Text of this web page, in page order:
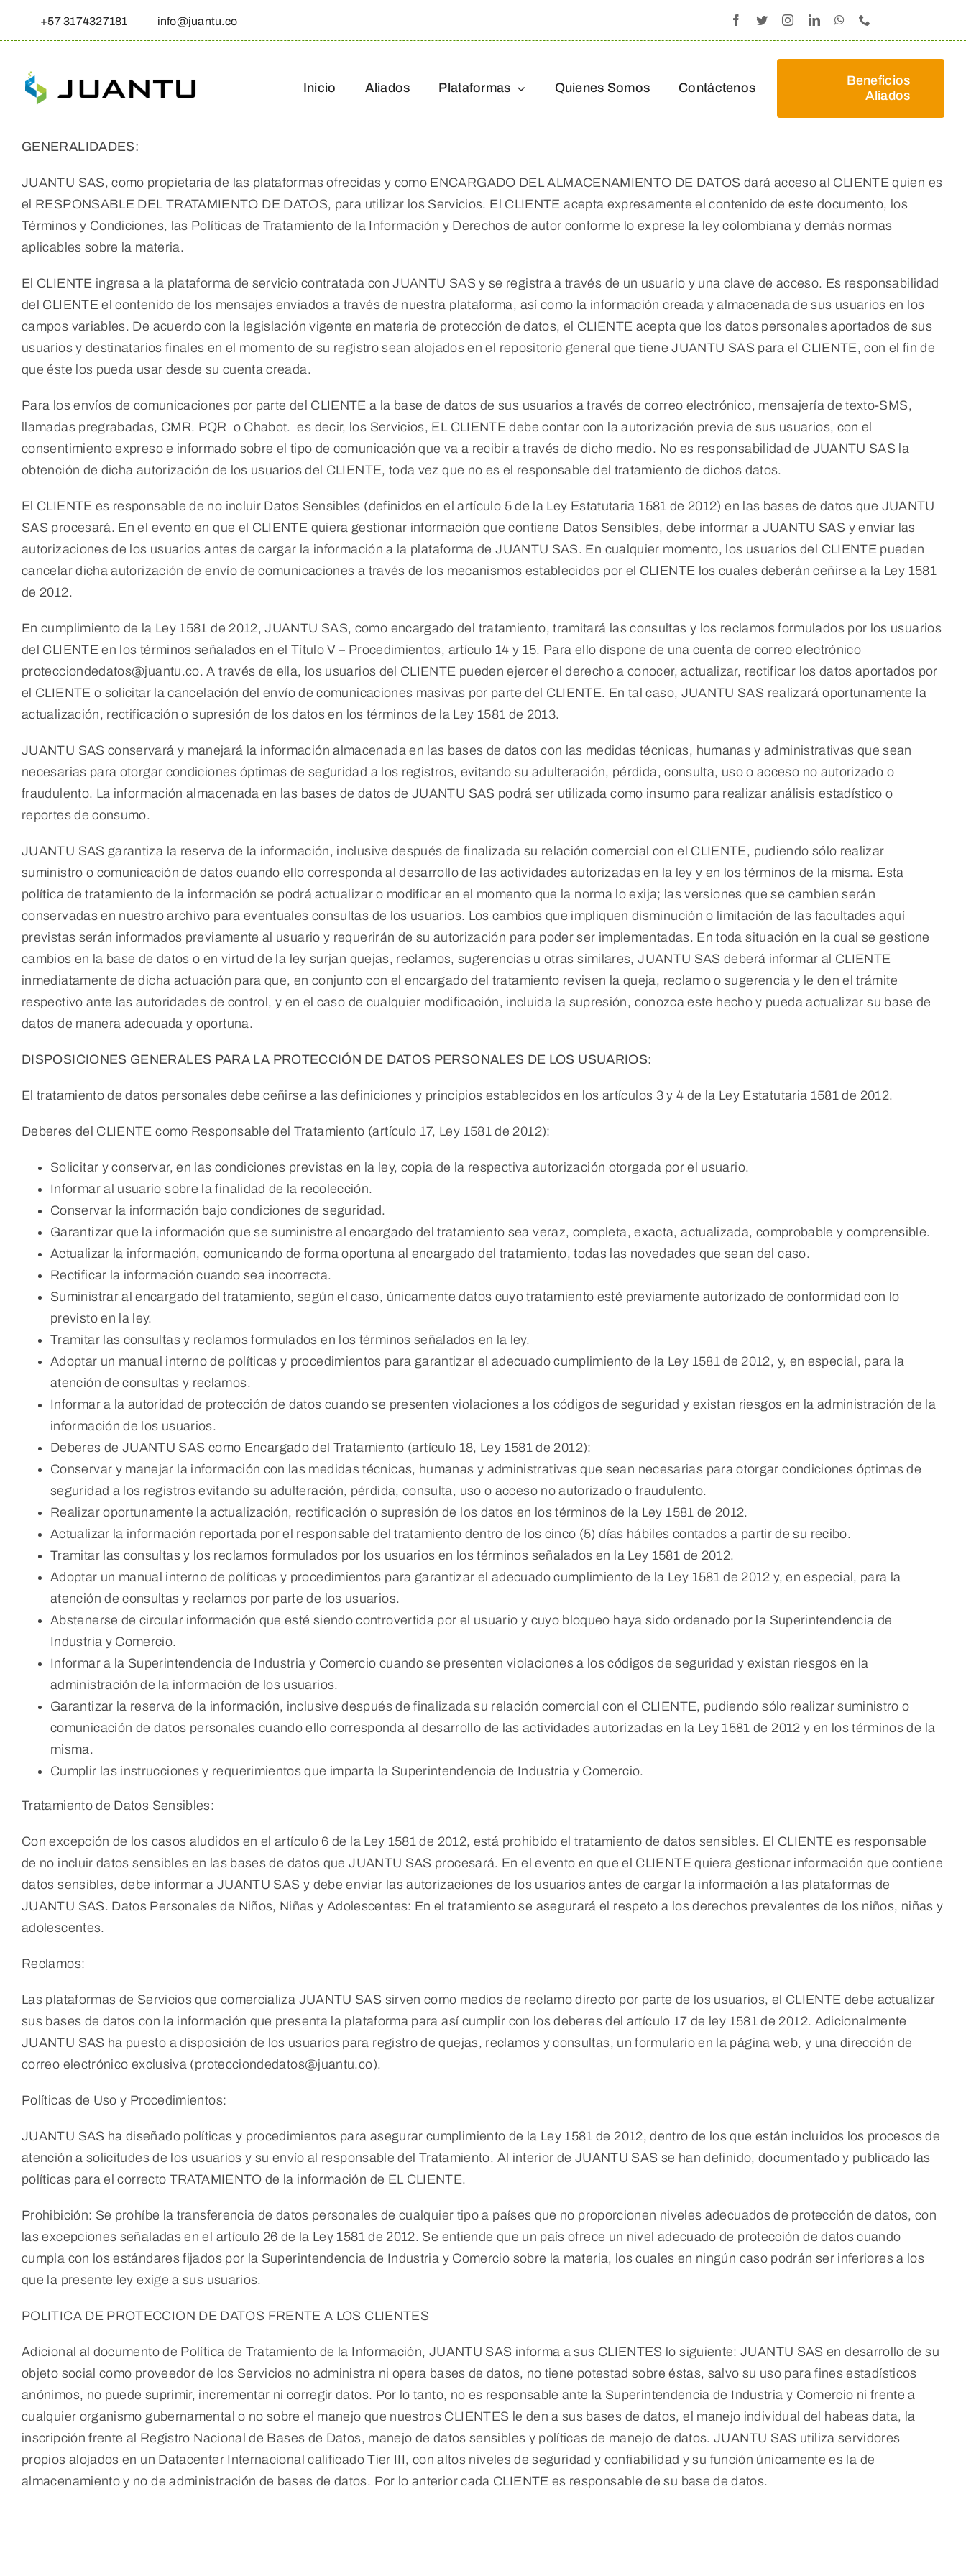
+57 3174327181 info@juantu.co
Inicio Aliados Plataformas Quienes Somos Contáctenos
Beneficios
Aliados
GENERALIDADES:
JUANTU SAS, como propietaria de las plataformas ofrecidas y como ENCARGADO DEL ALMACENAMIENTO DE DATOS dará acceso al CLIENTE quien es
el RESPONSABLE DEL TRATAMIENTO DE DATOS, para utilizar los Servicios. El CLIENTE acepta expresamente el contenido de este documento, los
Términos y Condiciones, las Políticas de Tratamiento de la Información y Derechos de autor conforme lo exprese la ley colombiana y demás normas
aplicables sobre la materia.
El CLIENTE ingresa a la plataforma de servicio contratada con JUANTU SAS y se registra a través de un usuario y una clave de acceso. Es responsabilidad
del CLIENTE el contenido de los mensajes enviados a través de nuestra plataforma, así como la información creada y almacenada de sus usuarios en los
campos variables. De acuerdo con la legislación vigente en materia de protección de datos, el CLIENTE acepta que los datos personales aportados de sus
usuarios y destinatarios finales en el momento de su registro sean alojados en el repositorio general que tiene JUANTU SAS para el CLIENTE, con el fin de
que éste los pueda usar desde su cuenta creada.
Para los envíos de comunicaciones por parte del CLIENTE a la base de datos de sus usuarios a través de correo electrónico, mensajería de texto-SMS,
llamadas pregrabadas, CMR. PQR o Chabot. es decir, los Servicios, EL CLIENTE debe contar con la autorización previa de sus usuarios, con el
consentimiento expreso e informado sobre el tipo de comunicación que va a recibir a través de dicho medio. No es responsabilidad de JUANTU SAS la
obtención de dicha autorización de los usuarios del CLIENTE, toda vez que no es el responsable del tratamiento de dichos datos.
El CLIENTE es responsable de no incluir Datos Sensibles (definidos en el artículo 5 de la Ley Estatutaria 1581 de 2012) en las bases de datos que JUANTU
SAS procesará. En el evento en que el CLIENTE quiera gestionar información que contiene Datos Sensibles, debe informar a JUANTU SAS y enviar las
autorizaciones de los usuarios antes de cargar la información a la plataforma de JUANTU SAS. En cualquier momento, los usuarios del CLIENTE pueden
cancelar dicha autorización de envío de comunicaciones a través de los mecanismos establecidos por el CLIENTE los cuales deberán ceñirse a la Ley 1581
de 2012.
En cumplimiento de la Ley 1581 de 2012, JUANTU SAS, como encargado del tratamiento, tramitará las consultas y los reclamos formulados por los usuarios
del CLIENTE en los términos señalados en el Título V – Procedimientos, artículo 14 y 15. Para ello dispone de una cuenta de correo electrónico
protecciondedatos@juantu.co. A través de ella, los usuarios del CLIENTE pueden ejercer el derecho a conocer, actualizar, rectificar los datos aportados por
el CLIENTE o solicitar la cancelación del envío de comunicaciones masivas por parte del CLIENTE. En tal caso, JUANTU SAS realizará oportunamente la
actualización, rectificación o supresión de los datos en los términos de la Ley 1581 de 2013.
JUANTU SAS conservará y manejará la información almacenada en las bases de datos con las medidas técnicas, humanas y administrativas que sean
necesarias para otorgar condiciones óptimas de seguridad a los registros, evitando su adulteración, pérdida, consulta, uso o acceso no autorizado o
fraudulento. La información almacenada en las bases de datos de JUANTU SAS podrá ser utilizada como insumo para realizar análisis estadístico o
reportes de consumo.
JUANTU SAS garantiza la reserva de la información, inclusive después de finalizada su relación comercial con el CLIENTE, pudiendo sólo realizar
suministro o comunicación de datos cuando ello corresponda al desarrollo de las actividades autorizadas en la ley y en los términos de la misma. Esta
política de tratamiento de la información se podrá actualizar o modificar en el momento que la norma lo exija; las versiones que se cambien serán
conservadas en nuestro archivo para eventuales consultas de los usuarios. Los cambios que impliquen disminución o limitación de las facultades aquí
previstas serán informados previamente al usuario y requerirán de su autorización para poder ser implementadas. En toda situación en la cual se gestione
cambios en la base de datos o en virtud de la ley surjan quejas, reclamos, sugerencias u otras similares, JUANTU SAS deberá informar al CLIENTE
inmediatamente de dicha actuación para que, en conjunto con el encargado del tratamiento revisen la queja, reclamo o sugerencia y le den el trámite
respectivo ante las autoridades de control, y en el caso de cualquier modificación, incluida la supresión, conozca este hecho y pueda actualizar su base de
datos de manera adecuada y oportuna.
DISPOSICIONES GENERALES PARA LA PROTECCIÓN DE DATOS PERSONALES DE LOS USUARIOS:
El tratamiento de datos personales debe ceñirse a las definiciones y principios establecidos en los artículos 3 y 4 de la Ley Estatutaria 1581 de 2012.
Deberes del CLIENTE como Responsable del Tratamiento (artículo 17, Ley 1581 de 2012):
Solicitar y conservar, en las condiciones previstas en la ley, copia de la respectiva autorización otorgada por el usuario.
Informar al usuario sobre la finalidad de la recolección.
Conservar la información bajo condiciones de seguridad.
Garantizar que la información que se suministre al encargado del tratamiento sea veraz, completa, exacta, actualizada, comprobable y comprensible.
Actualizar la información, comunicando de forma oportuna al encargado del tratamiento, todas las novedades que sean del caso.
Rectificar la información cuando sea incorrecta.
Suministrar al encargado del tratamiento, según el caso, únicamente datos cuyo tratamiento esté previamente autorizado de conformidad con lo
previsto en la ley.
Tramitar las consultas y reclamos formulados en los términos señalados en la ley.
Adoptar un manual interno de políticas y procedimientos para garantizar el adecuado cumplimiento de la Ley 1581 de 2012, y, en especial, para la
atención de consultas y reclamos.
Informar a la autoridad de protección de datos cuando se presenten violaciones a los códigos de seguridad y existan riesgos en la administración de la
información de los usuarios.
Deberes de JUANTU SAS como Encargado del Tratamiento (artículo 18, Ley 1581 de 2012):
Conservar y manejar la información con las medidas técnicas, humanas y administrativas que sean necesarias para otorgar condiciones óptimas de
seguridad a los registros evitando su adulteración, pérdida, consulta, uso o acceso no autorizado o fraudulento.
Realizar oportunamente la actualización, rectificación o supresión de los datos en los términos de la Ley 1581 de 2012.
Actualizar la información reportada por el responsable del tratamiento dentro de los cinco (5) días hábiles contados a partir de su recibo.
Tramitar las consultas y los reclamos formulados por los usuarios en los términos señalados en la Ley 1581 de 2012.
Adoptar un manual interno de políticas y procedimientos para garantizar el adecuado cumplimiento de la Ley 1581 de 2012 y, en especial, para la
atención de consultas y reclamos por parte de los usuarios.
Abstenerse de circular información que esté siendo controvertida por el usuario y cuyo bloqueo haya sido ordenado por la Superintendencia de
Industria y Comercio.
Informar a la Superintendencia de Industria y Comercio cuando se presenten violaciones a los códigos de seguridad y existan riesgos en la
administración de la información de los usuarios.
Garantizar la reserva de la información, inclusive después de finalizada su relación comercial con el CLIENTE, pudiendo sólo realizar suministro o
comunicación de datos personales cuando ello corresponda al desarrollo de las actividades autorizadas en la Ley 1581 de 2012 y en los términos de la
misma.
Cumplir las instrucciones y requerimientos que imparta la Superintendencia de Industria y Comercio.
Tratamiento de Datos Sensibles:
Con excepción de los casos aludidos en el artículo 6 de la Ley 1581 de 2012, está prohibido el tratamiento de datos sensibles. El CLIENTE es responsable
de no incluir datos sensibles en las bases de datos que JUANTU SAS procesará. En el evento en que el CLIENTE quiera gestionar información que contiene
datos sensibles, debe informar a JUANTU SAS y debe enviar las autorizaciones de los usuarios antes de cargar la información a las plataformas de
JUANTU SAS. Datos Personales de Niños, Niñas y Adolescentes: En el tratamiento se asegurará el respeto a los derechos prevalentes de los niños, niñas y
adolescentes.
Reclamos:
Las plataformas de Servicios que comercializa JUANTU SAS sirven como medios de reclamo directo por parte de los usuarios, el CLIENTE debe actualizar
sus bases de datos con la información que presenta la plataforma para así cumplir con los deberes del artículo 17 de ley 1581 de 2012. Adicionalmente
JUANTU SAS ha puesto a disposición de los usuarios para registro de quejas, reclamos y consultas, un formulario en la página web, y una dirección de
correo electrónico exclusiva (protecciondedatos@juantu.co).
Políticas de Uso y Procedimientos:
JUANTU SAS ha diseñado políticas y procedimientos para asegurar cumplimiento de la Ley 1581 de 2012, dentro de los que están incluidos los procesos de
atención a solicitudes de los usuarios y su envío al responsable del Tratamiento. Al interior de JUANTU SAS se han definido, documentado y publicado las
políticas para el correcto TRATAMIENTO de la información de EL CLIENTE.
Prohibición: Se prohíbe la transferencia de datos personales de cualquier tipo a países que no proporcionen niveles adecuados de protección de datos, con
las excepciones señaladas en el artículo 26 de la Ley 1581 de 2012. Se entiende que un país ofrece un nivel adecuado de protección de datos cuando
cumpla con los estándares fijados por la Superintendencia de Industria y Comercio sobre la materia, los cuales en ningún caso podrán ser inferiores a los
que la presente ley exige a sus usuarios.
POLITICA DE PROTECCION DE DATOS FRENTE A LOS CLIENTES
Adicional al documento de Política de Tratamiento de la Información, JUANTU SAS informa a sus CLIENTES lo siguiente: JUANTU SAS en desarrollo de su
objeto social como proveedor de los Servicios no administra ni opera bases de datos, no tiene potestad sobre éstas, salvo su uso para fines estadísticos
anónimos, no puede suprimir, incrementar ni corregir datos. Por lo tanto, no es responsable ante la Superintendencia de Industria y Comercio ni frente a
cualquier organismo gubernamental o no sobre el manejo que nuestros CLIENTES le den a sus bases de datos, el manejo individual del habeas data, la
inscripción frente al Registro Nacional de Bases de Datos, manejo de datos sensibles y políticas de manejo de datos. JUANTU SAS utiliza servidores
propios alojados en un Datacenter Internacional calificado Tier III, con altos niveles de seguridad y confiabilidad y su función únicamente es la de
almacenamiento y no de administración de bases de datos. Por lo anterior cada CLIENTE es responsable de su base de datos.